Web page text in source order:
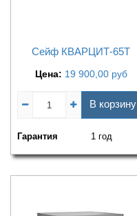
Сейф КВАРЦИТ-65Т
Цена: 19 900,00 руб
В корзину
Гарантия 1 год